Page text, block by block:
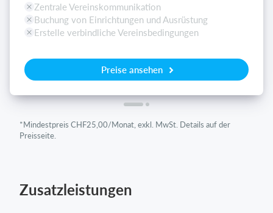
Zentrale Vereinskommunikation
Buchung von Einrichtungen und Ausrüstung
Erstelle verbindliche Vereinsbedingungen
Preise ansehen
*Mindestpreis CHF25,00/Monat, exkl. MwSt. Details auf der
Preisseite.
Zusatzleistungen